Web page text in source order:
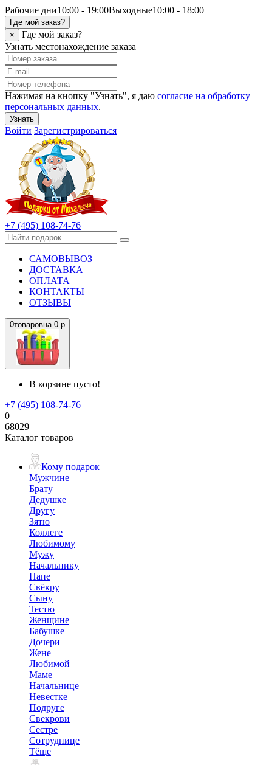
Рабочие дни10:00 - 19:00Выходные10:00 - 18:00
Где мой заказ?
×
Где мой заказ?
Узнать местонахождение заказа
Нажимая на кнопку "Узнать", я даю согласие на обработку
персональных данных.
Узнать
Войти Зарегистрироваться
+7 (495) 108-74-76
САМОВЫВОЗ
ДОСТАВКА
ОПЛАТА
КОНТАКТЫ
ОТЗЫВЫ
0товаровна 0 р
В корзине пусто!
+7 (495) 108-74-76
0
68029
Каталог товаров
Кому подарок
Мужчине
Брату
Дедушке
Другу
Зятю
Коллеге
Любимому
Мужу
Начальнику
Папе
Свёкру
Сыну
Тестю
Женщине
Бабушке
Дочери
Жене
Любимой
Маме
Начальнице
Невестке
Подруге
Свекрови
Сестре
Сотруднице
Тёще